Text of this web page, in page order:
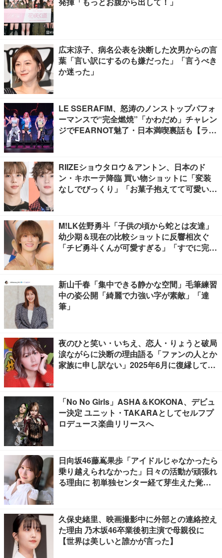
広末涼子、病名公表を決断した次男からの言
葉「言い訳にするのも嫌だった」「言うべき
か迷った」
LE SSERAFIM、怒涛のノンストップパフォ
ーマンスで“完全燃焼”「かわだめ」チャレン
ジでFEARNOT魅了・日本満喫裏話も【ライ
RIIZEショウタロウ＆アントン、日本のド
ン・キホーテ降臨 買い物ショットに「変装
なしでびっくり」「お菓子抱えてて可愛い」
M!LK佐野勇斗「子供の頃から蛇とは友達」
幼少期＆現在の比較ショットに反響相次ぐ
「チビ勇斗くんが可愛すぎる」「すでに完成
新山千春「集中できる静かな空間」毛筆練習
中の姿公開「綺麗で力強い字が素敵」「達
筆」
夜のひと笑い・いちえ、恋人・りょうと破局
涙ながらに決断の理由語る「ファンの人とか
家族に申し訳ない」2025年6月に復縁してい
「No No Girls」ASHA＆KOKONA、デビュ
ー決定 ユニット・TAKARAとしてセルフプ
ロデュース楽曲リリースへ
日向坂46藤嶌果歩「アイドルじゃなかったら
乗り越えられなかった」日々の活動が頑張れ
る理由に 初単独センター経て芽生えた覚悟
久保史緒里、映画撮影中に外部との連絡控え
た理由 乃木坂46卒業後初主演で母親役に
【世界は美しいと誰かが言った】